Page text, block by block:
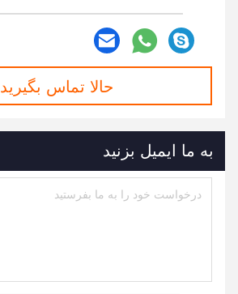
حالا تماس بگیرید
به ما ایمیل بزنید